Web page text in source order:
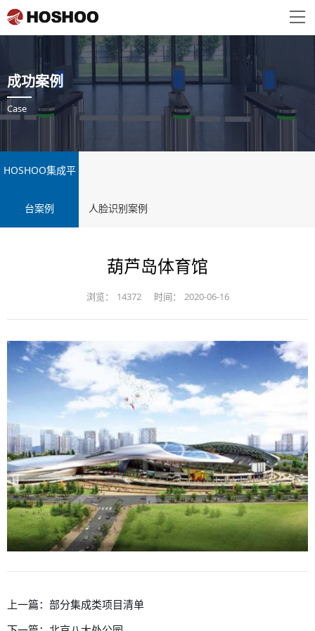
成功案例
Case
HOSHOO集成平
台案例 人脸识别案例
葫芦岛体育馆
浏览： 14372 时间： 2020-06-16
上一篇： 部分集成类项目清单